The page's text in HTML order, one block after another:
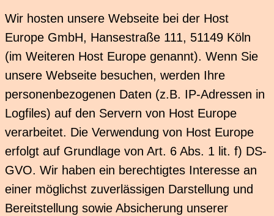
Wir hosten unsere Webseite bei der Host
Europe GmbH, Hansestraße 111, 51149 Köln
(im Weiteren Host Europe genannt). Wenn Sie
unsere Webseite besuchen, werden Ihre
personenbezogenen Daten (z.B. IP-Adressen in
Logfiles) auf den Servern von Host Europe
verarbeitet. Die Verwendung von Host Europe
erfolgt auf Grundlage von Art. 6 Abs. 1 lit. f) DS-
GVO. Wir haben ein berechtigtes Interesse an
einer möglichst zuverlässigen Darstellung und
Bereitstellung sowie Absicherung unserer